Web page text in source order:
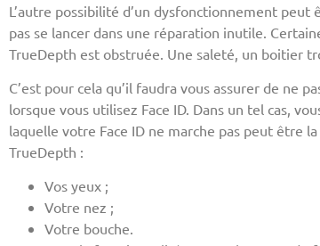
L’autre possibilité d’un dysfonctionnement
pas se lancer dans une réparation inutile.
TrueDepth est obstruée. Une saleté, un boitier
C’est pour cela qu’il faudra vous assurer de ne
lorsque vous utilisez Face ID. Dans un tel cas,
laquelle votre Face ID ne marche pas peut être
TrueDepth :
Vos yeux ;
Votre nez ;
Votre bouche.